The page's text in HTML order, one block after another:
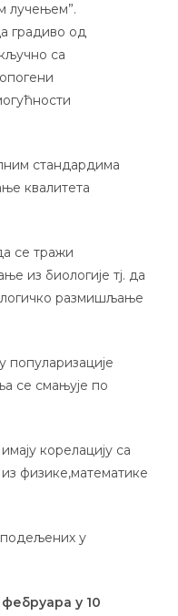
лучењем”.
градиво од
са
стандардима
квалитета
се тражи
из биологије тј. да
размишљање
популаризације
се смањује по
корелацију са
физике,математике
у
фебруара у 10